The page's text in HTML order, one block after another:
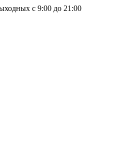
с 9:00 до 21:00